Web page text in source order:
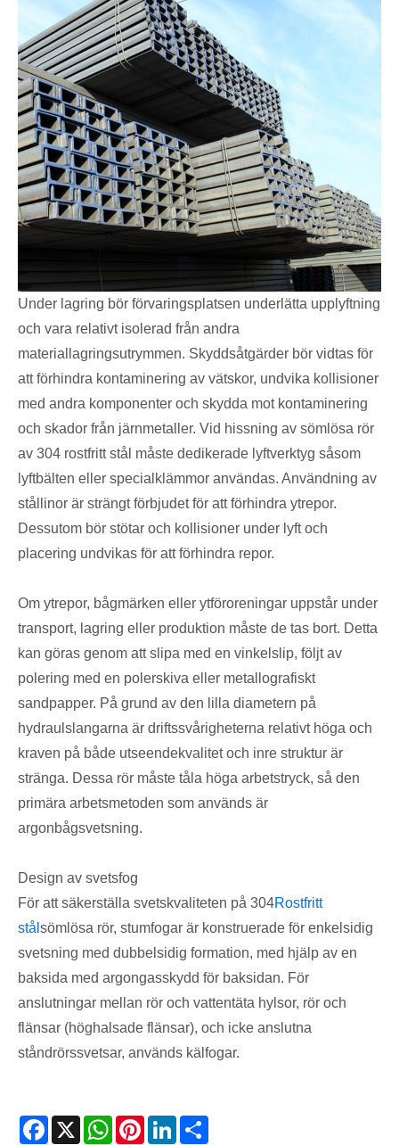
Under lagring bör förvaringsplatsen underlätta upplyftning
och vara relativt isolerad från andra
materiallagringsutrymmen. Skyddsåtgärder bör vidtas för
att förhindra kontaminering av vätskor, undvika kollisioner
med andra komponenter och skydda mot kontaminering
och skador från järnmetaller. Vid hissning av sömlösa rör
av 304 rostfritt stål måste dedikerade lyftverktyg såsom
lyftbälten eller specialklämmor användas. Användning av
stållinor är strängt förbjudet för att förhindra ytrepor.
Dessutom bör stötar och kollisioner under lyft och
placering undvikas för att förhindra repor.
Om ytrepor, bågmärken eller ytföroreningar uppstår under
transport, lagring eller produktion måste de tas bort. Detta
kan göras genom att slipa med en vinkelslip, följt av
polering med en polerskiva eller metallografiskt
sandpapper. På grund av den lilla diametern på
hydraulslangarna är driftssvårigheterna relativt höga och
kraven på både utseendekvalitet och inre struktur är
stränga. Dessa rör måste tåla höga arbetstryck, så den
primära arbetsmetoden som används är
argonbågsvetsning.
Design av svetsfog
För att säkerställa svetskvaliteten på 304Rostfritt
stål sömlösa rör, stumfogar är konstruerade för enkelsidig
svetsning med dubbelsidig formation, med hjälp av en
baksida med argongasskydd för baksidan. För
anslutningar mellan rör och vattentäta hylsor, rör och
flänsar (höghalsade flänsar), och icke anslutna
ståndrörssvetsar, används kälfogar.
Facebook
X WhatsAppPinterestLinkedIn